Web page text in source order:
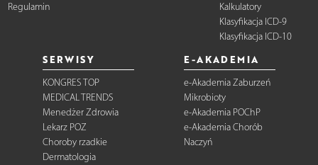
Regulamin
Kalkulatory
Klasyfikacja ICD-9
Klasyfikacja ICD-10
SERWISY
KONGRES TOP
MEDICAL TRENDS
Menedżer Zdrowia
Lekarz POZ
Choroby rzadkie
Dermatologia
E-AKADEMIA
e-Akademia Zaburzeń
Mikrobioty
e-Akademia POChP
e-Akademia Chorób
Naczyń